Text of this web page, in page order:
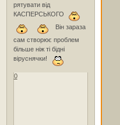
рятувати від
КАСПЕРСЬКОГО
Він зараза
сам створює проблем
більше ніж ті бідні
віруснячки!
0